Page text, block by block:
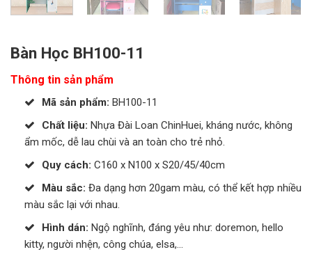
Bàn Học BH100-11
Thông tin sản phẩm
Mã sản phẩm: BH100-11
Chất liệu: Nhựa Đài Loan ChinHuei, kháng nước, không
ẩm mốc, dễ lau chùi và an toàn cho trẻ nhỏ.
Quy cách: C160 x N100 x S20/45/40cm
Màu sắc: Đa dạng hơn 20gam màu, có thể kết hợp nhiều
màu sắc lại với nhau.
Hình dán: Ngộ nghĩnh, đáng yêu như: doremon, hello
kitty, người nhện, công chúa, elsa,…